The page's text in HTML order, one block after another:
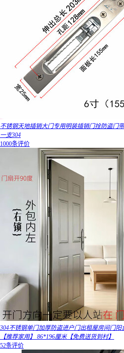
不锈钢天地插销大门专用明装插销门拴防盗门
一支304
1000条评价
304不锈钢单门加厚防盗进户门出租屋房间门
【推荐家用】 86*196厘米【免费送货到村】
52条评价